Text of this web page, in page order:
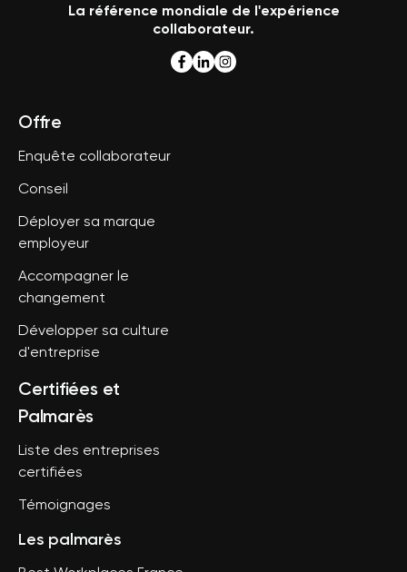
La référence mondiale de l'expérience
collaborateur.
Offre
Enquête collaborateur
Conseil
Déployer sa marque
employeur
Accompagner le
changement
Développer sa culture
d'entreprise
Certifiées et
Palmarès
Liste des entreprises
certifiées
Témoignages
Les palmarès